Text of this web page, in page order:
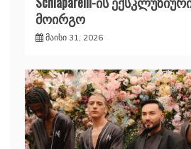
მოირგო
მაისი 31, 2026